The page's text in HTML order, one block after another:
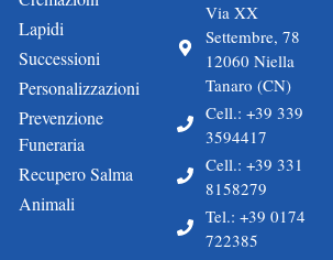
Lapidi
Successioni
Personalizzazioni
Prevenzione
Funeraria
Recupero Salma
Animali
Via XX
Settembre, 78
12060 Niella
Tanaro (CN)
Cell.: +39 339
3594417
Cell.: +39 331
8158279
Tel.: +39 0174
722385